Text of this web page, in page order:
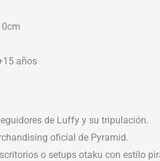
años
de Luffy y su tripulación.
oficial de Pyramid.
o setups otaku con estilo